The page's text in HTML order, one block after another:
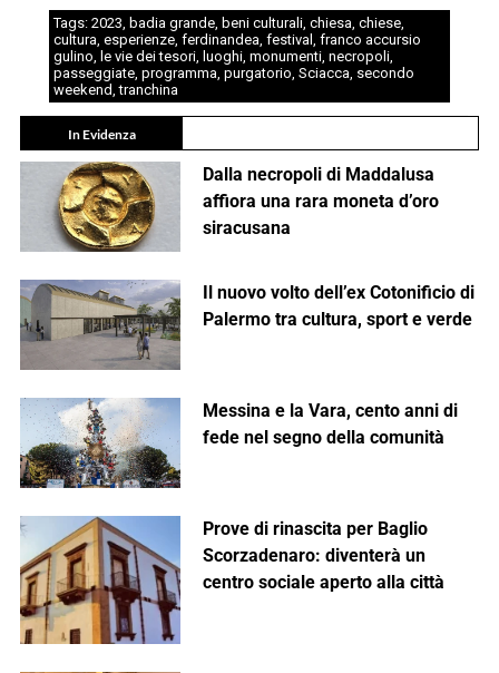
Tags: 2023, badia grande, beni culturali, chiesa, chiese,
cultura, esperienze, ferdinandea, festival , franco accursio
gulino, le vie dei tesori, luoghi, monumenti, necropoli,
passeggiate, programma, purgatorio, Sciacca, secondo
weekend,tranchina
In Evidenza
Dalla necropoli di Maddalusa
affiora una rara moneta d’oro
siracusana
Il nuovo volto dell’ex Cotonificio di
Palermo tra cultura, sport e verde
Messina e la Vara, cento anni di
fede nel segno della comunità
Prove di rinascita per Baglio
Scorzadenaro: diventerà un
centro sociale aperto alla città